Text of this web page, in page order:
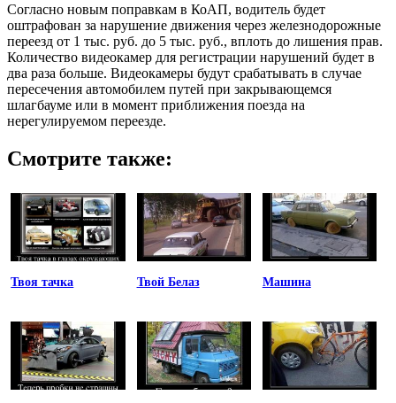
Согласно новым поправкам в КоАП, водитель будет
оштрафован за нарушение движения через железнодорожные
переезд от 1 тыс. руб. до 5 тыс. руб., вплоть до лишения прав.
Количество видеокамер для регистрации нарушений будет в
два раза больше. Видеокамеры будут срабатывать в случае
пересечения автомобилем путей при закрывающемся
шлагбауме или в момент приближения поезда на
нерегулируемом переезде.
Смотрите также:
Твоя тачка Твой Белаз Машина